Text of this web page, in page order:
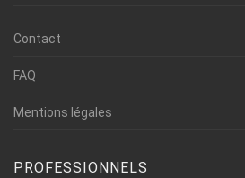
Contact
FAQ
Mentions légales
PROFESSIONNELS